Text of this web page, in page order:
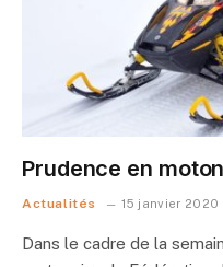
Prudence en
Actualités 15 janvier 2020
Dans le cadre de la